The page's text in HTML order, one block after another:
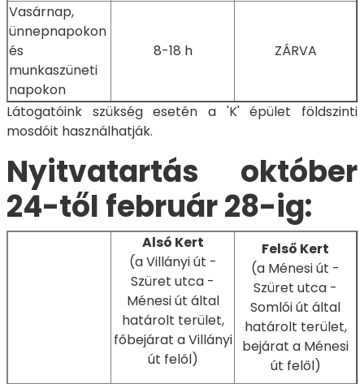
Vasárnap,
ünnepnapokon
és
munkaszüneti
napokon
8-18 h ZÁRVA
Látogatóink szükség esetén a 'K' épület földszinti
mosdóit használhatják.
Nyitvatartás október
24-től február 28-ig:
Alsó Kert
(a Villányi út -
Szüret utca -
Ménesi út által
határolt terület,
főbejárat a Villányi
út felől)
Felső Kert
(a Ménesi út -
Szüret utca -
Somlói út által
határolt terület,
bejárat a Ménesi
út felől)